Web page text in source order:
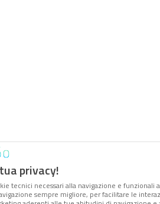
privacy!
tecnici necessari alla navigazione e funzionali
sempre migliore, per facilitare le